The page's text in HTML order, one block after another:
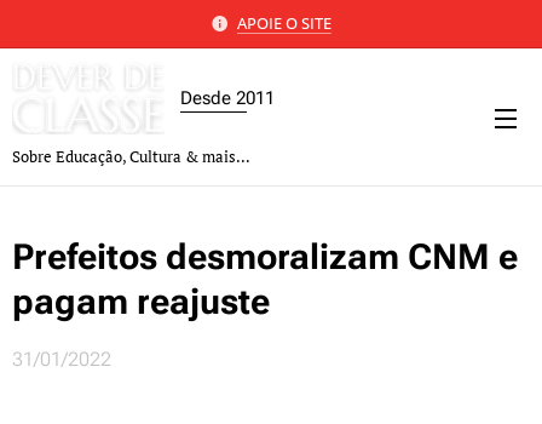
APOIE O SITE
Desde 2011
Sobre Educação, Cultura & mais...
Prefeitos desmoralizam CNM e
pagam reajuste
31/01/2022